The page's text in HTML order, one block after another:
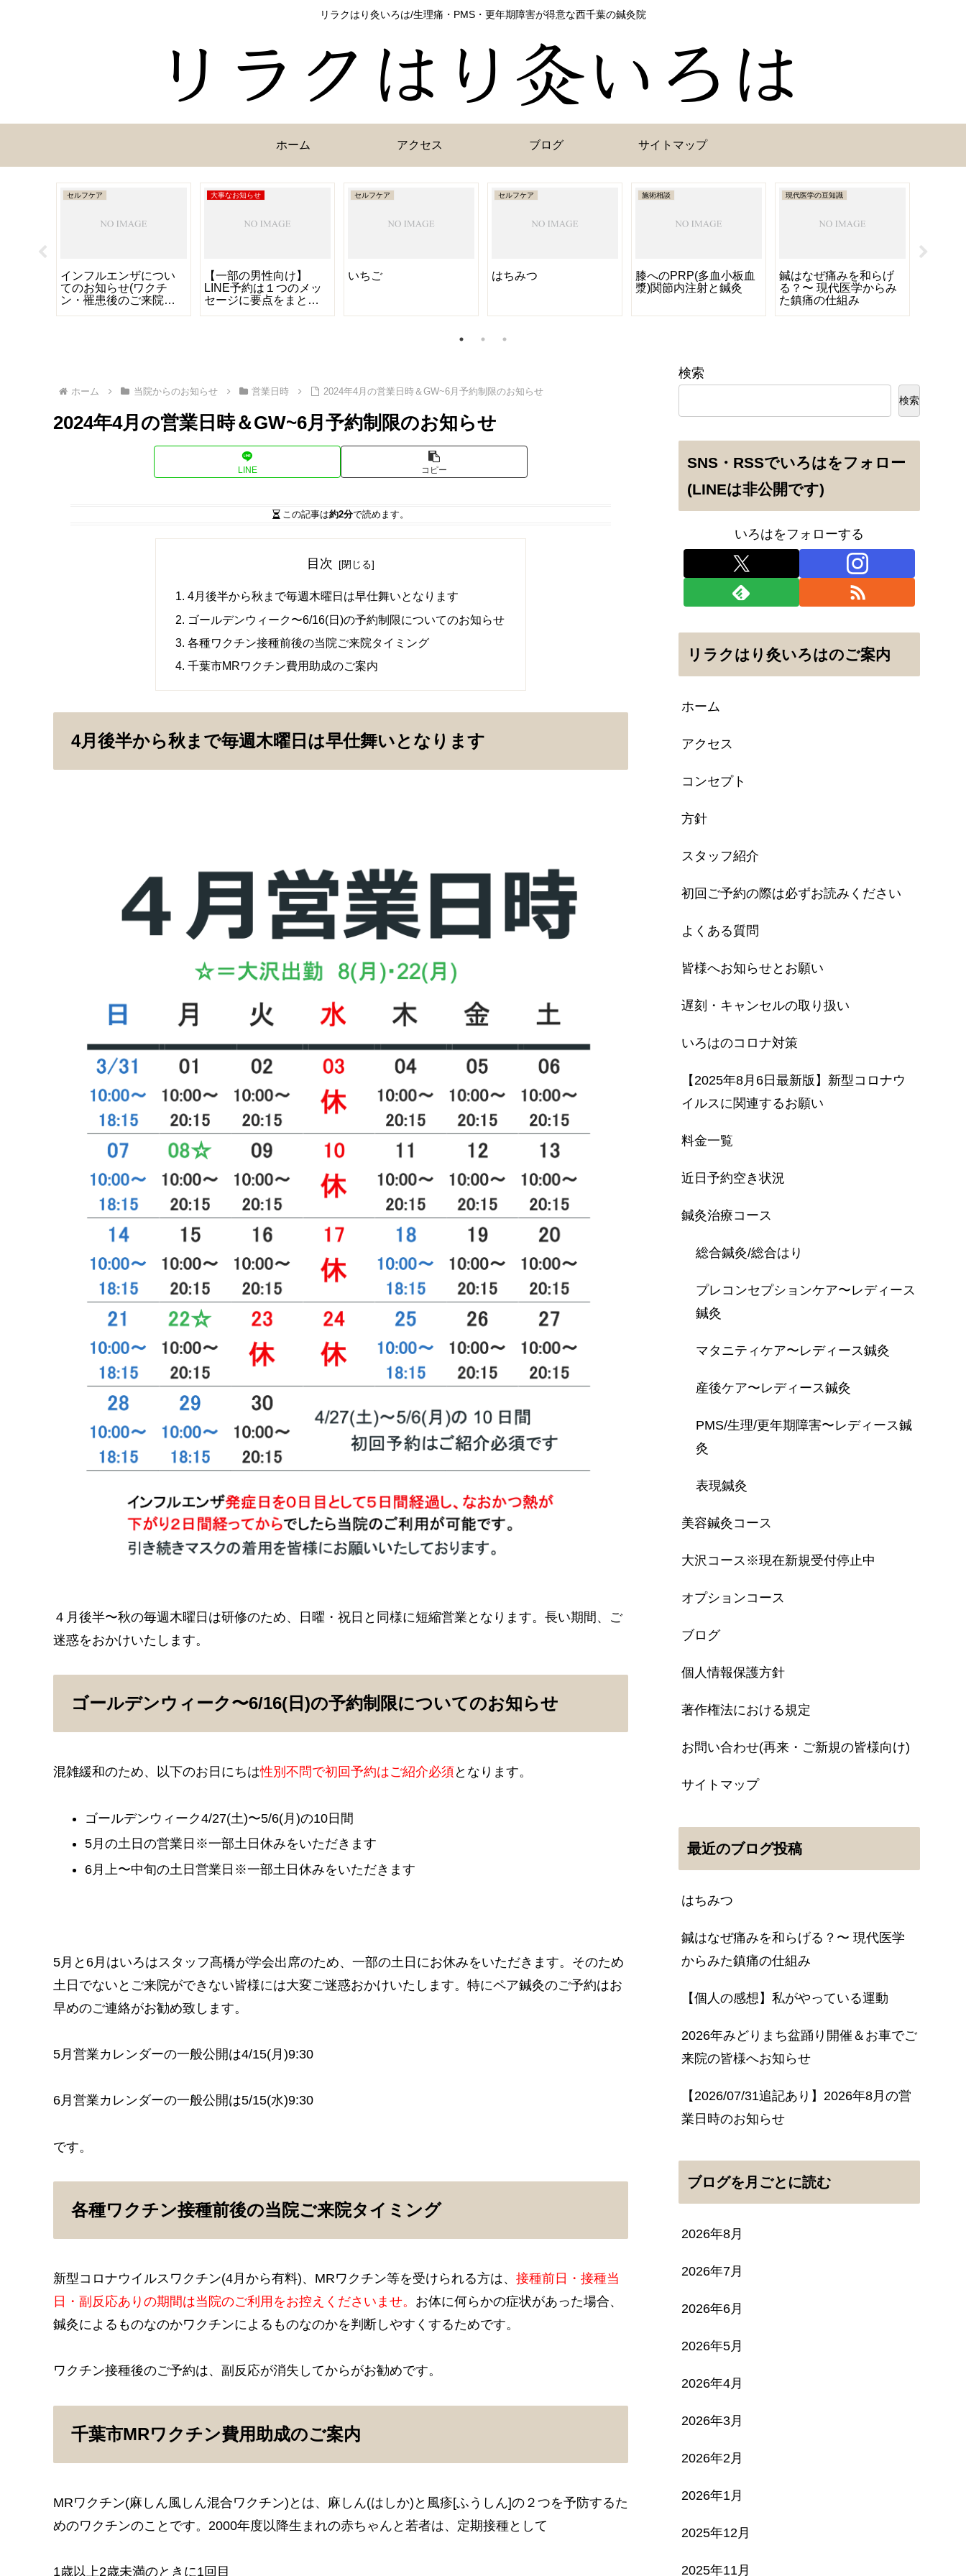
リラクはり灸いろは/生理痛・PMS・更年期障害が得意な西千葉の鍼灸院
ホーム アクセス ブログ サイトマップ
セルフケア
インフルエンザについ
てのお知らせ(ワクチ
ン・罹患後のご来院・
大事なお知らせ
【一部の男性向け】
LINE予約は１つのメッ
セージに要点をまとめ
セルフケア
いちご
セルフケア
はちみつ
施術相談
膝へのPRP(多血小板血
漿)関節内注射と鍼灸
現代医学の豆知識
鍼はなぜ痛みを和らげ
る？〜 現代医学からみ
た鎮痛の仕組み
ホーム 当院からのお知らせ 営業日時 2024年4月の営業日時＆GW~6月予約制限のお知らせ
2024年4月の営業日時＆GW~6月予約制限のお知らせ
LINE コピー
この記事は約2分で読めます。
目次
4月後半から秋まで毎週木曜日は早仕舞いとなります
ゴールデンウィーク〜6/16(日)の予約制限についてのお知らせ
各種ワクチン接種前後の当院ご来院タイミング
千葉市MRワクチン費用助成のご案内
4月後半から秋まで毎週木曜日は早仕舞いとなります
４月後半〜秋の毎週木曜日は研修のため、日曜・祝日と同様に短縮営業となります。長い期間、ご
迷惑をおかけいたします。
ゴールデンウィーク〜6/16(日)の予約制限についてのお知らせ
混雑緩和のため、以下のお日にちは性別不問で初回予約はご紹介必須となります。
ゴールデンウィーク4/27(土)〜5/6(月)の10日間
5月の土日の営業日※一部土日休みをいただきます
6月上〜中旬の土日営業日※一部土日休みをいただきます
5月と6月はいろはスタッフ髙橋が学会出席のため、一部の土日にお休みをいただきます。そのため
土日でないとご来院ができない皆様には大変ご迷惑おかけいたします。特にペア鍼灸のご予約はお
早めのご連絡がお勧め致します。
5月営業カレンダーの一般公開は4/15(月)9:30
6月営業カレンダーの一般公開は5/15(水)9:30
です。
各種ワクチン接種前後の当院ご来院タイミング
新型コロナウイルスワクチン(4月から有料)、MRワクチン等を受けられる方は、 接種前日・接種当
日・副反応ありの期間は当院のご利用をお控えくださいませ。 お体に何らかの症状があった場合、
鍼灸によるものなのかワクチンによるものなのかを判断しやすくするためです。
ワクチン接種後のご予約は、副反応が消失してからがお勧めです。
千葉市MRワクチン費用助成のご案内
MRワクチン(麻しん風しん混合ワクチン)とは、麻しん(はしか)と風疹[ふうしん]の２つを予防するた
めのワクチンのことです。2000年度以降生まれの赤ちゃんと若者は、定期接種として
1歳以上2歳未満のときに1回目
検索
検索
SNS・RSSでいろはをフォロー
(LINEは非公開です)
いろはをフォローする
リラクはり灸いろはのご案内
ホーム
アクセス
コンセプト
方針
スタッフ紹介
初回ご予約の際は必ずお読みください
よくある質問
皆様へお知らせとお願い
遅刻・キャンセルの取り扱い
いろはのコロナ対策
【2025年8月6日最新版】新型コロナウ
イルスに関連するお願い
料金一覧
近日予約空き状況
鍼灸治療コース
総合鍼灸/総合はり
プレコンセプションケア〜レディース
鍼灸
マタニティケア〜レディース鍼灸
産後ケア〜レディース鍼灸
PMS/生理/更年期障害〜レディース鍼
灸
表現鍼灸
美容鍼灸コース
大沢コース※現在新規受付停止中
オプションコース
ブログ
個人情報保護方針
著作権法における規定
お問い合わせ(再来・ご新規の皆様向け)
サイトマップ
最近のブログ投稿
はちみつ
鍼はなぜ痛みを和らげる？〜 現代医学
からみた鎮痛の仕組み
【個人の感想】私がやっている運動
2026年みどりまち盆踊り開催＆お車でご
来院の皆様へお知らせ
【2026/07/31追記あり】2026年8月の営
業日時のお知らせ
ブログを月ごとに読む
2026年8月
2026年7月
2026年6月
2026年5月
2026年4月
2026年3月
2026年2月
2026年1月
2025年12月
2025年11月